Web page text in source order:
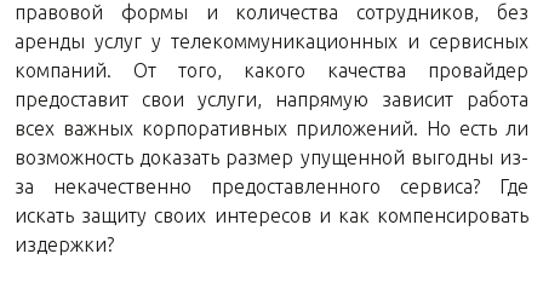
правовой формы и количества сотрудников, без
аренды услуг у телекоммуникационных и сервисных
компаний. От того, какого качества провайдер
предоставит свои услуги, напрямую зависит работа
всех важных корпоративных приложений. Но есть ли
возможность доказать размер упущенной выгодны из-
за некачественно предоставленного сервиса? Где
искать защиту своих интересов и как компенсировать
издержки?